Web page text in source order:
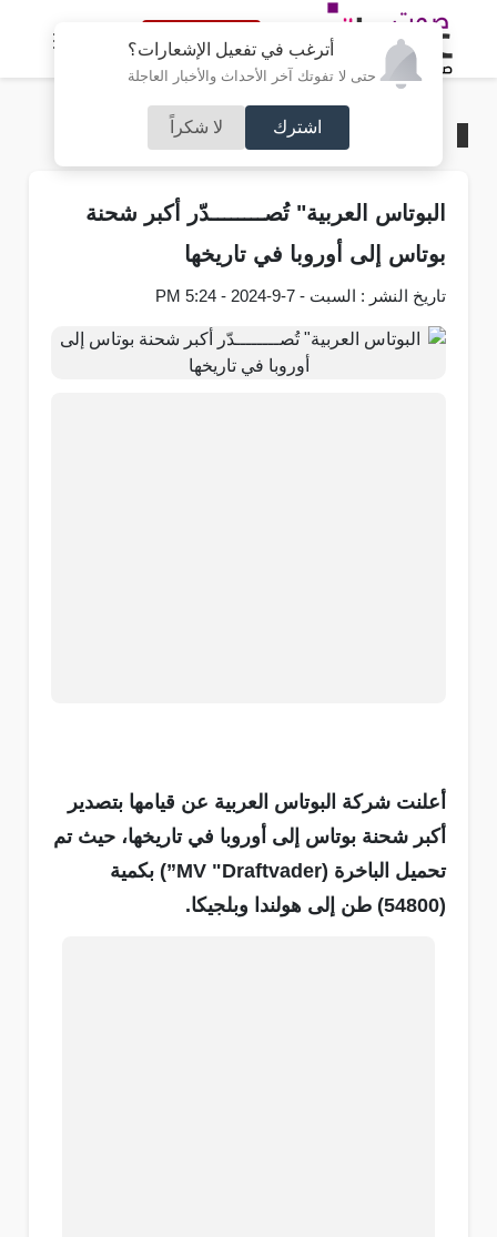
أترغب في تفعيل الإشعارات؟
حتى لا تفوتك آخر الأحداث والأخبار العاجلة
اشترك لا شكراً
النسخة الكاملة
شركات و استثمار
البوتاس العربية" تُصــــــــدّر أكبر شحنة
بوتاس إلى أوروبا في تاريخها
تاريخ النشر : السبت - 7-9-2024 - 5:24 PM
أعلنت شركة البوتاس العربية عن قيامها بتصدير
أكبر شحنة بوتاس إلى أوروبا في تاريخها، حيث تم
تحميل الباخرة (MV "Draftvader”) بكمية
(54800) طن إلى هولندا وبلجيكا.